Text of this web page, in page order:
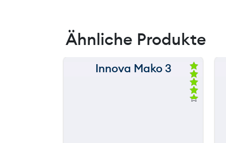
Ähnliche Produkte
150 m
Innova Mako 3
Be
we
rte
t